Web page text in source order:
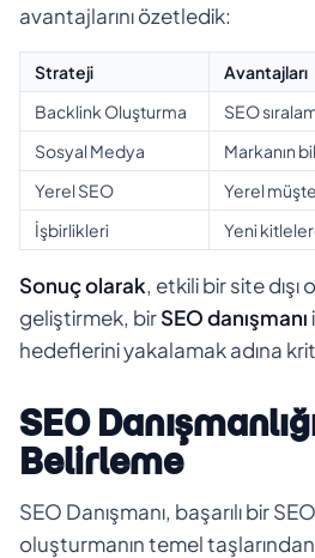
avantajlarını özetledik:
Strateji
Avantajları
Backlink Oluşturma
SEO
Sosyal Medya
Markanın
Yerel SEO
Yerel
İşbirlikleri
Yeni
Sonuç olarak, etkili bir site
geliştirmek, birSEO danışmanı
hedeflerini yakalamak adına
SEO
Belirleme
SEO Danışmanı, başarılı bir
oluşturmanın temel